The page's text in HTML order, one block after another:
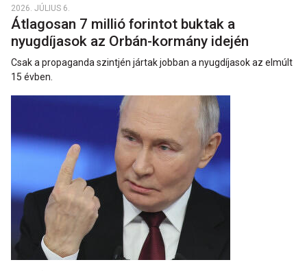
2026. JÚLIUS 6.
Átlagosan 7 millió forintot buktak a
nyugdíjasok az Orbán-kormány idején
Csak a propaganda szintjén jártak jobban a nyugdíjasok az elmúlt
15 évben.